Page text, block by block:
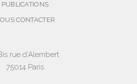
PUBLICATIONS
CONTACTER
rue d’Alembert
75014 Paris